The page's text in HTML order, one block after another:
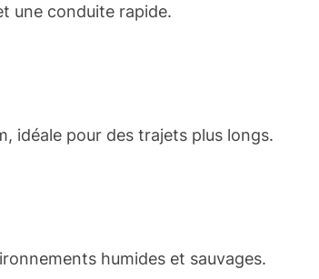
une conduite rapide.
idéale pour des trajets plus longs.
humides et sauvages.